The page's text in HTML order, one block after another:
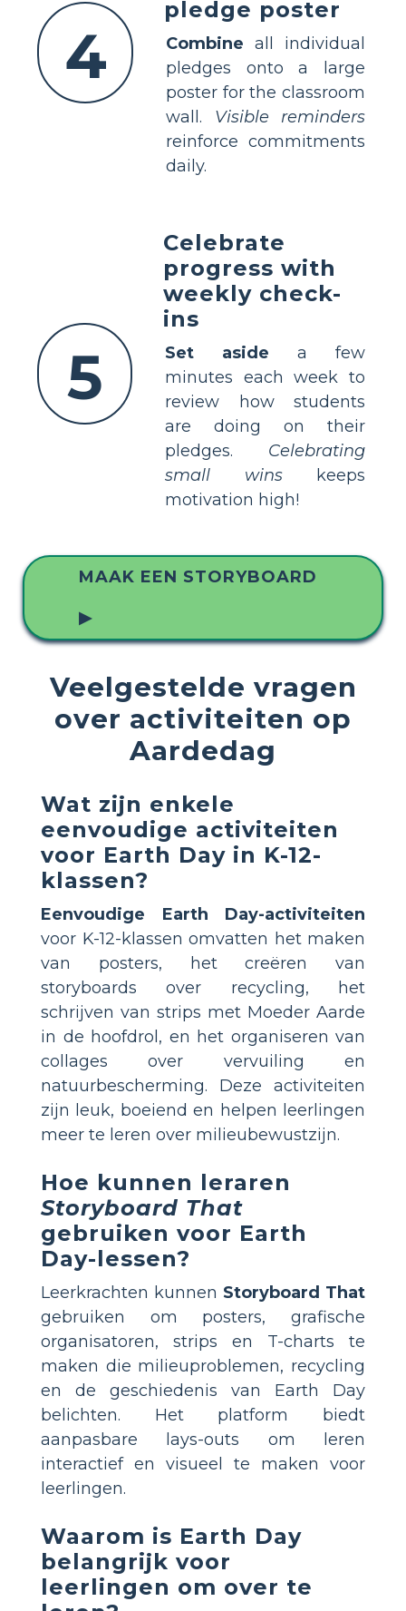
4
pledge poster
Combine all individual
pledges onto a large
poster for the classroom
wall. Visible reminders
reinforce commitments
daily.
5
Celebrate
progress with
weekly check-
ins
Set aside a few
minutes each week to
review how students
are doing on their
pledges. Celebrating
small winskeeps
motivation high!
MAAK EEN STORYBOARD
▶
Veelgestelde vragen
over activiteiten op
Aardedag
Wat zijn enkele
eenvoudige activiteiten
voor Earth Day in K-12-
klassen?
Eenvoudige Earth Day-activiteiten
voor K-12-klassen omvatten het maken
van posters, het creëren van
storyboards over recycling, het
schrijven van strips met Moeder Aarde
in de hoofdrol, en het organiseren van
collages over vervuiling en
natuurbescherming. Deze activiteiten
zijn leuk, boeiend en helpen leerlingen
meer te leren over milieubewustzijn.
Hoe kunnen leraren
Storyboard That
gebruiken voor Earth
Day-lessen?
Leerkrachten kunnen Storyboard That
gebruiken om posters, grafische
organisatoren, strips en T-charts te
maken die milieuproblemen, recycling
en de geschiedenis van Earth Day
belichten. Het platform biedt
aanpasbare lays-outs om leren
interactief en visueel te maken voor
leerlingen.
Waarom is Earth Day
belangrijk voor
leerlingen om over te